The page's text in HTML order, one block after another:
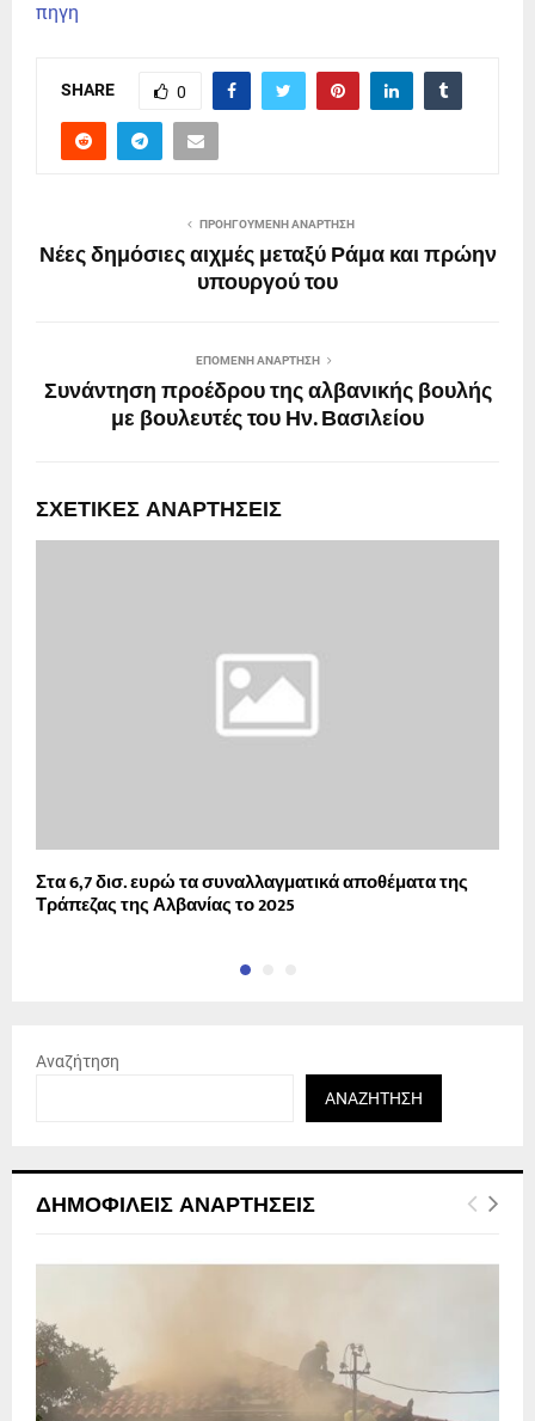
πηγη
SHARE 0
ΠΡΟΗΓΟΎΜΕΝΗ ΑΝΆΡΤΗΣΗ
Νέες δημόσιες αιχμές μεταξύ Ράμα και πρώην
υπουργού του
ΕΠΌΜΕΝΗ ΑΝΆΡΤΗΣΗ
Συνάντηση προέδρου της αλβανικής βουλής
με βουλευτές του Ην. Βασιλείου
ΣΧΕΤΙΚΈΣ ΑΝΑΡΤΉΣΕΙΣ
Στα 6,7 δισ. ευρώ τα συναλλαγματικά αποθέματα της
Τράπεζας της Αλβανίας το 2025
Αναζήτηση
ΑΝΑΖΉΤΗΣΗ
ΔΗΜΟΦΙΛΕΊΣ ΑΝΑΡΤΉΣΕΙΣ